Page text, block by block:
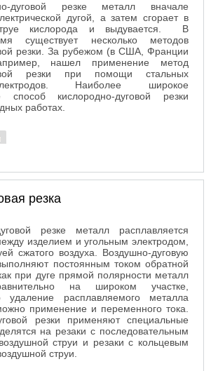
дуговой резке металл вначале
дугой, а затем сгорает в
кислорода и выдувается. В
существует несколько методов
резки. За рубежом (в США, Франции
нашел применение метод
резки при помощи стальных
Наиболее широкое
способ кислородно-дуговой резки
работах.
резка
резке металл расплавляется
изделием и угольным электродом,
сжатого воздуха. Воздушно-дуговую
постоянным током обратной
при дуге прямой полярности металл
на широком участке,
удаление расплавляемого металла
применение и переменного тока.
резки применяют специальные
на резаки с последовательным
струи и резаки с кольцевым
струи.